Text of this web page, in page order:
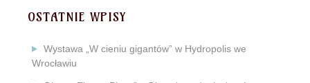
OSTATNIE WPISY
Wystawa „W cieniu gigantów” w Hydropolis we
Wrocławiu